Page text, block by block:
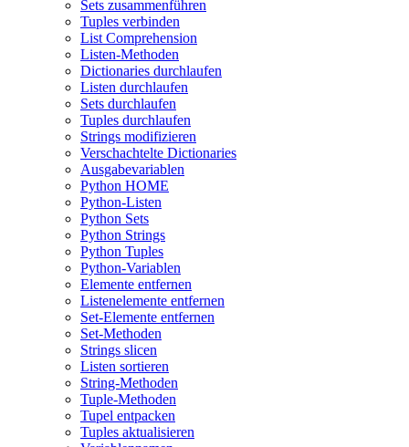
Sets zusammenführen
Tuples verbinden
List Comprehension
Listen-Methoden
Dictionaries durchlaufen
Listen durchlaufen
Sets durchlaufen
Tuples durchlaufen
Strings modifizieren
Verschachtelte Dictionaries
Ausgabevariablen
Python HOME
Python-Listen
Python Sets
Python Strings
Python Tuples
Python-Variablen
Elemente entfernen
Listenelemente entfernen
Set-Elemente entfernen
Set-Methoden
Strings slicen
Listen sortieren
String-Methoden
Tuple-Methoden
Tupel entpacken
Tuples aktualisieren